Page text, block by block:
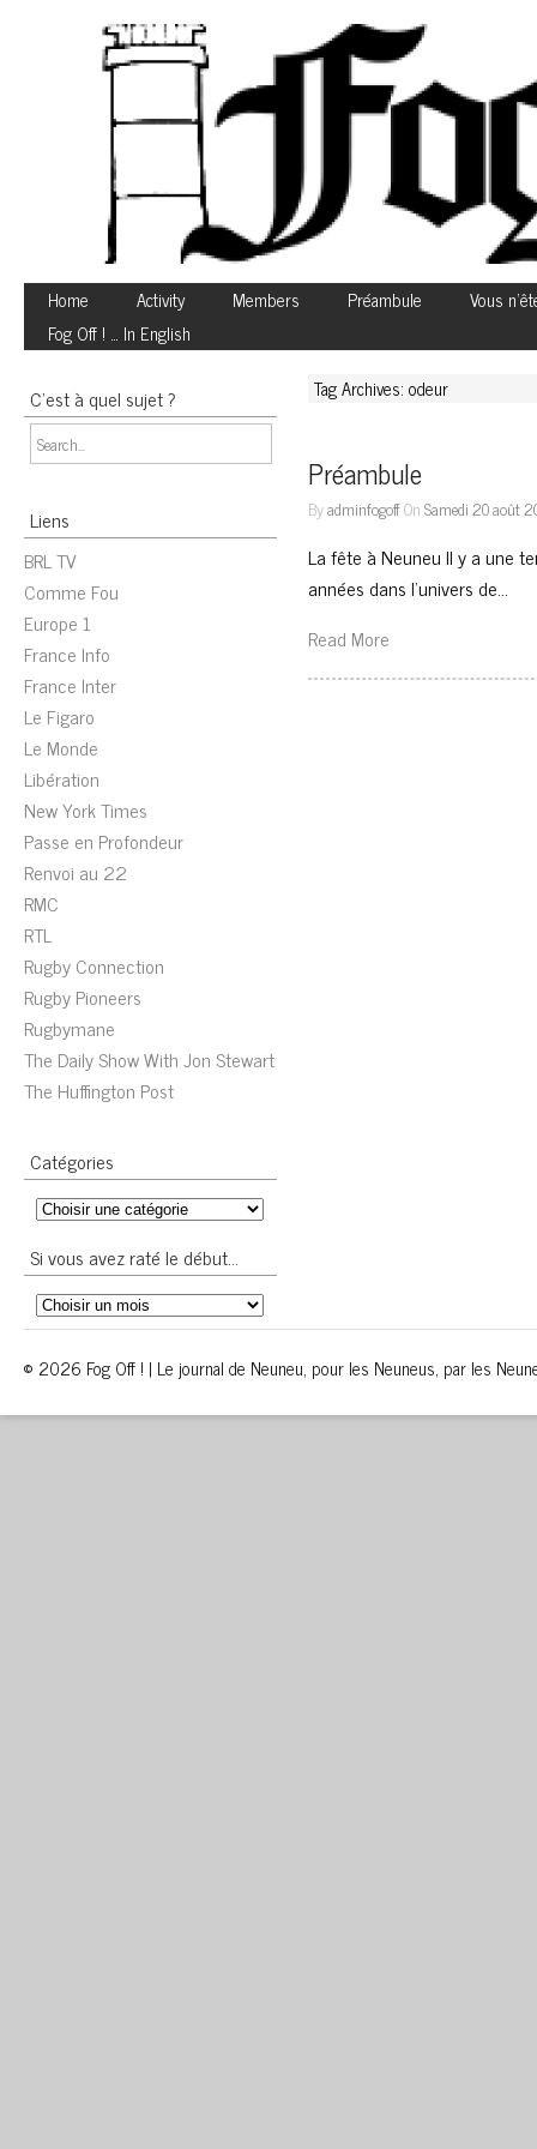
Home Activity Members Préambule
Vous
Fog Off ! … In English
C’est à quel sujet ?
Liens
BRL TV
Comme Fou
Europe 1
France Info
France Inter
Le Figaro
Le Monde
Libération
New York Times
Passe en Profondeur
Renvoi au 22
RMC
RTL
Rugby Connection
Rugby Pioneers
Rugbymane
The Daily Show With Jon Stewart
The Huffington Post
Catégories
Si vous avez raté le début…
Tag Archives: odeur
Préambule
ByadminfogoffOnSamedi 20 août
La fête à Neuneu Il y a une
années dans l’univers de…
Read More
© 2026 Fog Off ! | Le journal de Neuneu, pour les Neuneus, par les